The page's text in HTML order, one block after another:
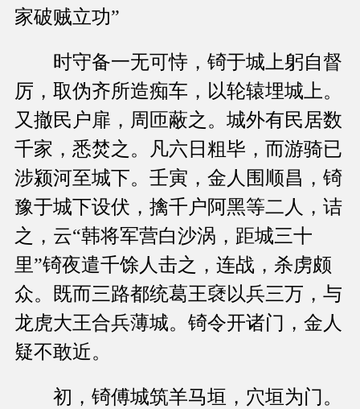
家破贼立功”
时守备一无可恃，锜于城上躬自督
厉，取伪齐所造痴车，以轮辕埋城上。
又撤民户扉，周匝蔽之。城外有民居数
千家，悉焚之。凡六日粗毕，而游骑已
涉颍河至城下。壬寅，金人围顺昌，锜
豫于城下设伏，擒千户阿黑等二人，诘
之，云“韩将军营白沙涡，距城三十
里”锜夜遣千馀人击之，连战，杀虏颇
众。既而三路都统葛王褎以兵三万，与
龙虎大王合兵薄城。锜令开诸门，金人
疑不敢近。
初，锜傅城筑羊马垣，穴垣为门。